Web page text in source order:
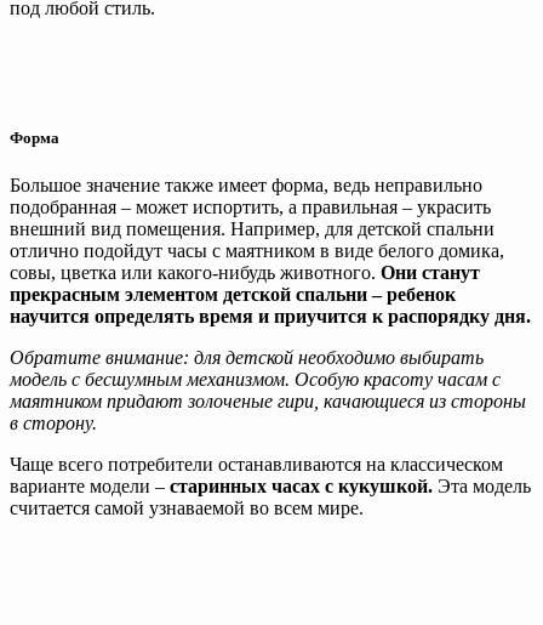
под любой стиль.
Форма
Большое значение также имеет форма, ведь неправильно
подобранная – может испортить, а правильная – украсить
внешний вид помещения. Например, для детской спальни
отлично подойдут часы с маятником в виде белого домика,
совы, цветка или какого-нибудь животного. Они станут
прекрасным элементом детской спальни – ребенок
научится определять время и приучится к распорядку дня.
Обратите внимание: для детской необходимо выбирать
модель с бесшумным механизмом. Особую красоту часам с
маятником придают золоченые гири, качающиеся из стороны
в сторону.
Чаще всего потребители останавливаются на классическом
варианте модели – старинных часах с кукушкой. Эта модель
считается самой узнаваемой во всем мире.